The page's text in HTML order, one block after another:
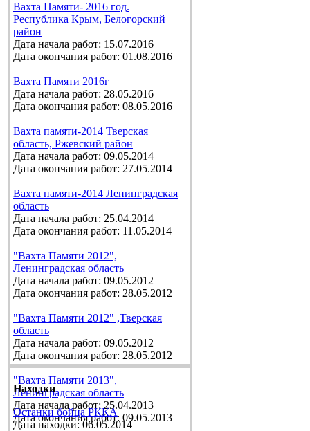
Вахта Памяти- 2016 год.
Республика Крым, Белогорский
район
Дата начала работ: 15.07.2016
Дата окончания работ: 01.08.2016
Вахта Памяти 2016г
Дата начала работ: 28.05.2016
Дата окончания работ: 08.05.2016
Вахта памяти-2014 Тверская
область, Ржевский район
Дата начала работ: 09.05.2014
Дата окончания работ: 27.05.2014
Вахта памяти-2014 Ленинградская
область
Дата начала работ: 25.04.2014
Дата окончания работ: 11.05.2014
"Вахта Памяти 2012",
Ленинградская область
Дата начала работ: 09.05.2012
Дата окончания работ: 28.05.2012
"Вахта Памяти 2012" ,Тверская
область
Дата начала работ: 09.05.2012
Дата окончания работ: 28.05.2012
"Вахта Памяти 2013",
Ленинградская область
Дата начала работ: 25.04.2013
Дата окончания работ: 09.05.2013
Находки
Останки бойца РККА
Дата находки: 06.05.2014